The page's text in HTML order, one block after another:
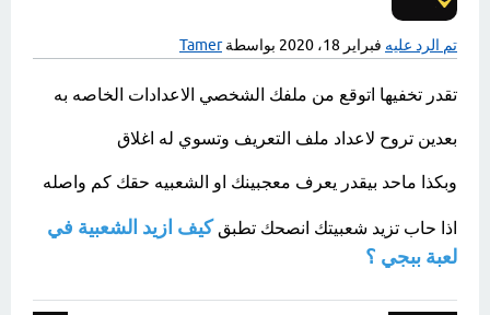
تم الرد عليه فبراير 18، 2020 بواسطةTamer
تقدر تخفيها اتوقع من ملفك الشخصي الاعدادات الخاصه به
بعدين تروح لاعداد ملف التعريف وتسوي له اغلاق
وبكذا ماحد بيقدر يعرف معجبينك او الشعبيه حقك كم واصله
اذا حاب تزيد شعبيتك انصحك تطبقكيف ازيد الشعبية في
لعبة ببجي ؟